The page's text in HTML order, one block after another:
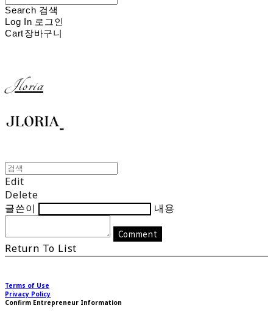
Search 검색
Log In 로그인
Cart장바구니
Jloria
Edit
Delete
글쓴이
내용
Comment
Return To List
Terms of Use
Privacy Policy
Confirm Entrepreneur Information